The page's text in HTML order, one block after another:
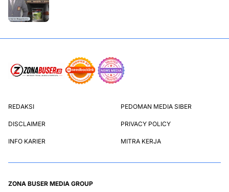
REDAKSI PEDOMAN MEDIA SIBER
DISCLAIMER PRIVACY POLICY
INFO KARIER MITRA KERJA
ZONA BUSER MEDIA GROUP